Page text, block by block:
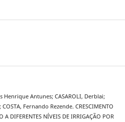
Henrique Antunes; CASAROLI, Derblai;
Fernando Rezende. CRESCIMENTO
A DIFERENTES NÍVEIS DE IRRIGAÇÃO POR